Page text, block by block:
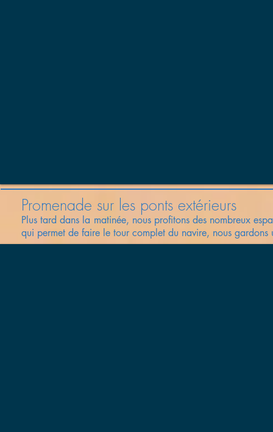
Promenade sur les ponts extérieurs
Plus tard dans la matinée, nous profitons des nombreux
qui permet de faire le tour complet du navire, nous